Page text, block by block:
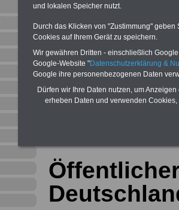
Ihr
den Fall der
Leben
und lokalen Speicher nutzt.
Durch das Klicken von "Zustimmung"
Cookies auf Ihrem Gerät zu speichern.
Wir gewähren Dritten - einschließlich
Google-Website "Datenschutzerklärung &
Google ihre personenbezogenen Daten
Dürfen wir Ihre Daten nutzen, um
erheben Daten und verwenden